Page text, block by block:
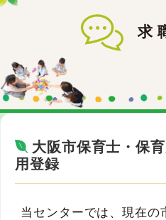
求
大阪市保育士・保
用登録
当センターでは、現在の